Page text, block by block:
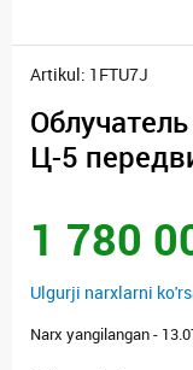
Artikul: 1FTU7J
Ц-5
1 780
Ulgurji narxlarni
Narx yangilangan -